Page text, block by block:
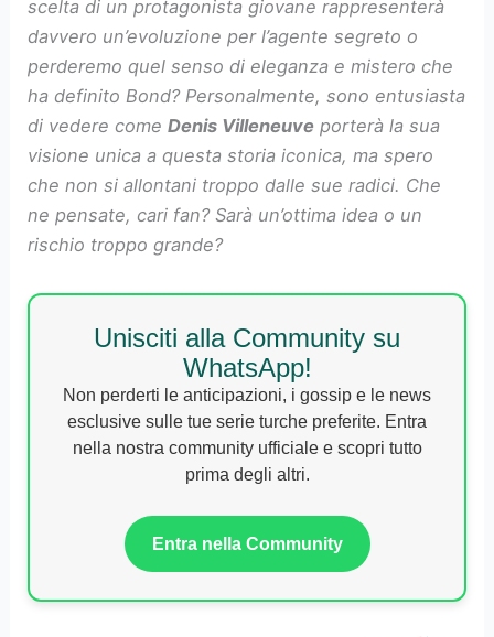
scelta di un protagonista giovane rappresenterà
davvero un’evoluzione per l’agente segreto o
perderemo quel senso di eleganza e mistero che
ha definito Bond? Personalmente, sono entusiasta
di vedere comeDenis Villeneuve porterà la sua
visione unica a questa storia iconica, ma spero
che non si allontani troppo dalle sue radici. Che
ne pensate, cari fan? Sarà un’ottima idea o un
rischio troppo grande?
Unisciti alla Community su
WhatsApp!
Non perderti le anticipazioni, i gossip e le news
esclusive sulle tue serie turche preferite. Entra
nella nostra community ufficiale e scopri tutto
prima degli altri.
Entra nella Community